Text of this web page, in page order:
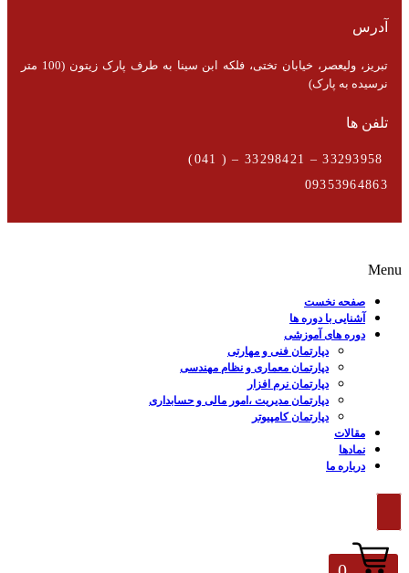
آدرس
تبریز، ولیعصر، خیابان تختی، فلکه ابن سینا به طرف پارک زیتون (100 متر
نرسیده به پارک)
تلفن ها
09353964863
Menu
صفحه نخست
آشنایی با دوره ها
دوره های آموزشی
دپارتمان فنی و مهارتی
دپارتمان معماری و نظام مهندسی
دپارتمان نرم افزار
دپارتمان مدیریت ،امور مالی و حسابداری
دپارتمان کامپیوتر
مقالات
نمادها
درباره ما